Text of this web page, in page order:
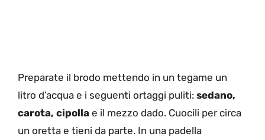
Preparate il brodo mettendo in un tegame un
litro d’acqua e i seguenti ortaggi puliti: sedano,
carota, cipolla e il mezzo dado. Cuocili per circa
un oretta e tieni da parte. In una padella